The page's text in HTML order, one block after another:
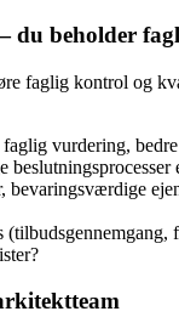
du beholder
faglig kontrol og
vurdering,
bevaringsværdige